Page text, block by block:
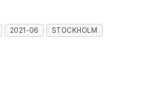
2021-06 STOCKHOLM